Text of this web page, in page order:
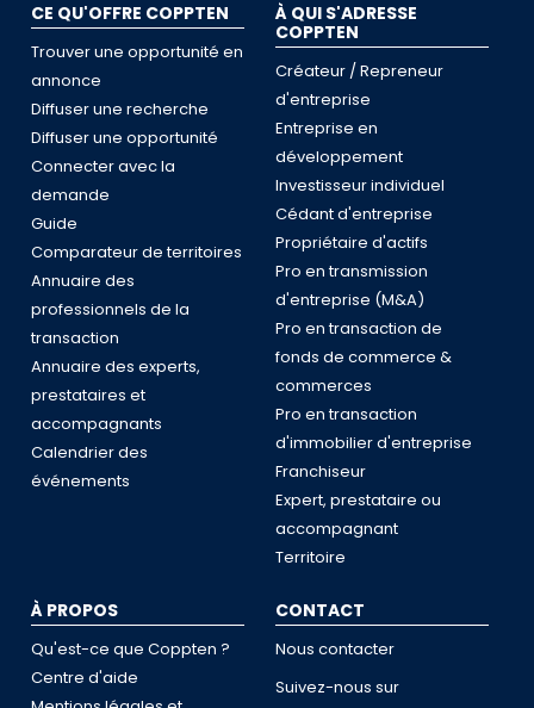
CE QU'OFFRE COPPTEN
Trouver une opportunité en
annonce
Diffuser une recherche
Diffuser une opportunité
Connecter avec la
demande
Guide
Comparateur de territoires
Annuaire des
professionnels de la
transaction
Annuaire des experts,
prestataires et
accompagnants
Calendrier des
événements
À QUI S'ADRESSE
COPPTEN
Créateur / Repreneur
d'entreprise
Entreprise en
développement
Investisseur individuel
Cédant d'entreprise
Propriétaire d'actifs
Pro en transmission
d'entreprise (M&A)
Pro en transaction de
fonds de commerce &
commerces
Pro en transaction
d'immobilier d'entreprise
Franchiseur
Expert, prestataire ou
accompagnant
Territoire
À PROPOS
Qu'est-ce que Coppten ?
Centre d'aide
CONTACT
Nous contacter
Suivez-nous sur